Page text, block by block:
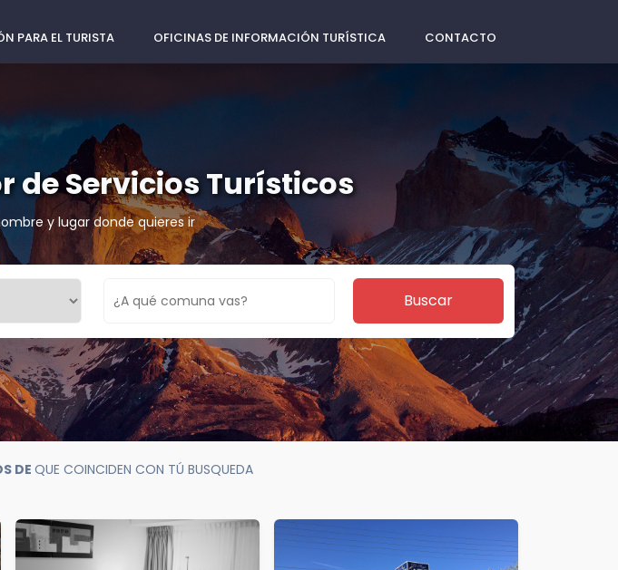
PARA EL TURISTA OFICINAS DE INFORMACIÓN TURÍSTICA CONTACTO
de Servicios Turísticos
y lugar donde quieres ir
Buscar
DE QUE COINCIDEN CON TÚ BUSQUEDA